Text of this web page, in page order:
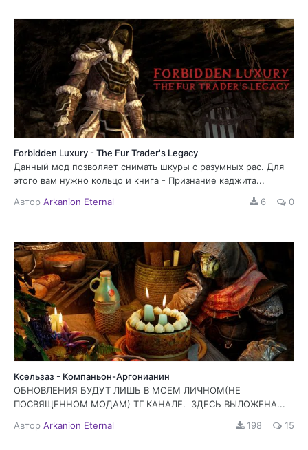
Forbidden Luxury - The Fur Trader's Legacy
Данный мод позволяет снимать шкуры с разумных рас. Для
этого вам нужно кольцо и книга - Признание каджита...
Автор Arkanion Eternal 6 0
Ксельзаз - Компаньон-Аргонианин
ОБНОВЛЕНИЯ БУДУТ ЛИШЬ В МОЕМ ЛИЧНОМ(НЕ
ПОСВЯЩЕННОМ МОДАМ) ТГ КАНАЛЕ. ЗДЕСЬ ВЫЛОЖЕНА...
Автор Arkanion Eternal 198 15